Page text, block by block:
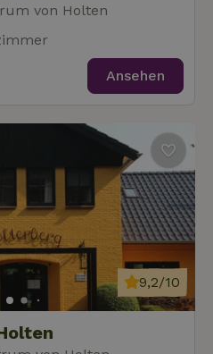
von Holten
Ansehen
9,2/10